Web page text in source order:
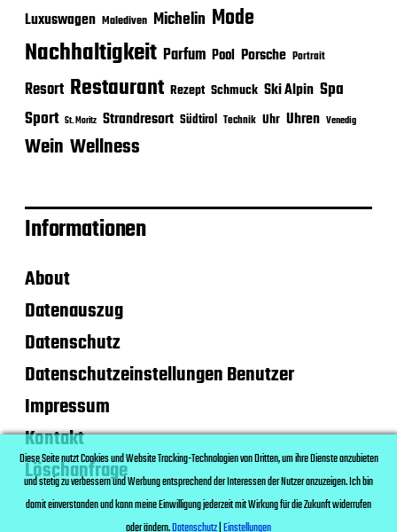
Luxuswagen Malediven Michelin Mode
Nachhaltigkeit Parfum Pool Porsche Portrait
Resort Restaurant Rezept Schmuck Ski Alpin Spa
Sport St. Moritz Strandresort Südtirol Technik Uhr Uhren Venedig
Wein Wellness
Informationen
About
Datenauszug
Datenschutz
Datenschutzeinstellungen Benutzer
Impressum
Kontakt
Löschanfrage
Diese Seite nutzt Cookies und Website Tracking-Technologien von Dritten, um ihre Dienste anzubieten
und stetig zu verbessern und Werbung entsprechend der Interessen der Nutzer anzuzeigen. Ich bin
damit einverstanden und kann meine Einwilligung jederzeit mit Wirkung für die Zukunft widerrufen
oder ändern.Datenschutz Einstellungen